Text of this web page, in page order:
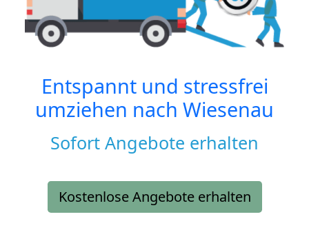
Entspannt und stressfrei
umziehen nach Wiesenau
Sofort Angebote erhalten
Kostenlose Angebote erhalten